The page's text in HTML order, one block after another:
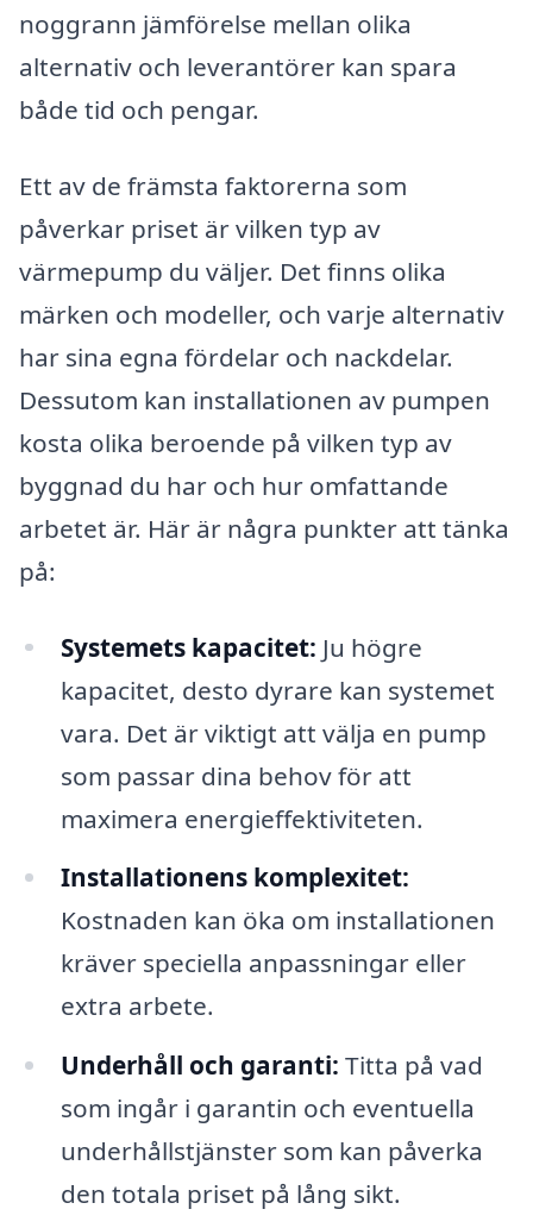
noggrann jämförelse mellan olika
alternativ och leverantörer kan spara
både tid och pengar.
Ett av de främsta faktorerna som
påverkar priset är vilken typ av
värmepump du väljer. Det finns olika
märken och modeller, och varje alternativ
har sina egna fördelar och nackdelar.
Dessutom kan installationen av pumpen
kosta olika beroende på vilken typ av
byggnad du har och hur omfattande
arbetet är. Här är några punkter att tänka
på:
Systemets kapacitet: Ju högre
kapacitet, desto dyrare kan systemet
vara. Det är viktigt att välja en pump
som passar dina behov för att
maximera energieffektiviteten.
Installationens komplexitet:
Kostnaden kan öka om installationen
kräver speciella anpassningar eller
extra arbete.
Underhåll och garanti: Titta på vad
som ingår i garantin och eventuella
underhållstjänster som kan påverka
den totala priset på lång sikt.